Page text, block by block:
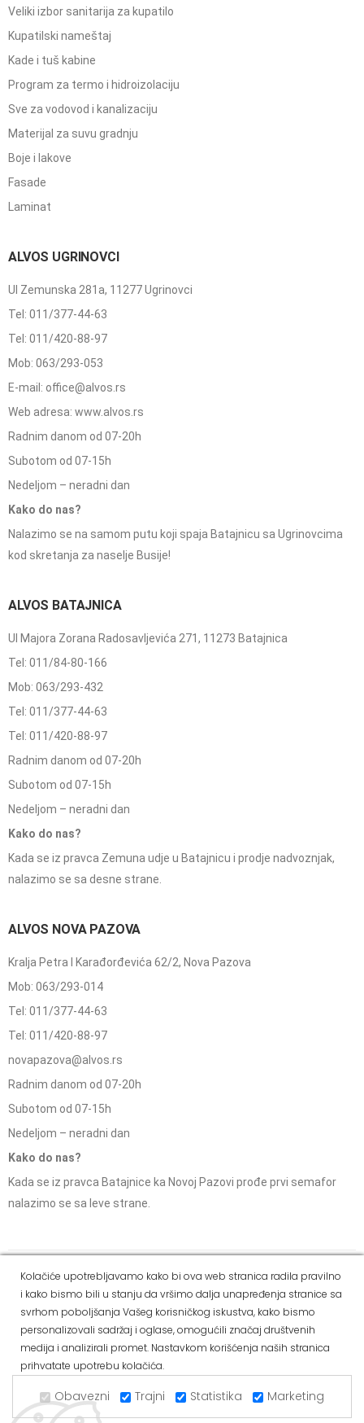
Veliki izbor sanitarija za kupatilo
Kupatilski nameštaj
Kade i tuš kabine
Program za termo i hidroizolaciju
Sve za vodovod i kanalizaciju
Materijal za suvu gradnju
Boje i lakove
Fasade
Laminat
ALVOS UGRINOVCI
Ul Zemunska 281a, 11277 Ugrinovci
Tel: 011/377-44-63
Tel: 011/420-88-97
Mob: 063/293-053
E-mail: office@alvos.rs
Web adresa: www.alvos.rs
Radnim danom od 07-20h
Subotom od 07-15h
Nedeljom – neradni dan
Kako do nas?
Nalazimo se na samom putu koji spaja Batajnicu sa Ugrinovcima
kod skretanja za naselje Busije!
ALVOS BATAJNICA
Ul Majora Zorana Radosavljevića 271, 11273 Batajnica
Tel: 011/84-80-166
Mob: 063/293-432
Tel: 011/377-44-63
Tel: 011/420-88-97
Radnim danom od 07-20h
Subotom od 07-15h
Nedeljom – neradni dan
Kako do nas?
Kada se iz pravca Zemuna udje u Batajnicu i prodje nadvoznjak,
nalazimo se sa desne strane.
ALVOS NOVA PAZOVA
Kralja Petra I Karađorđevića 62/2, Nova Pazova
Mob: 063/293-014
Tel: 011/377-44-63
Tel: 011/420-88-97
novapazova@alvos.rs
Radnim danom od 07-20h
Subotom od 07-15h
Nedeljom – neradni dan
Kako do nas?
Kada se iz pravca Batajnice ka Novoj Pazovi prođe prvi semafor
nalazimo se sa leve strane.
Copyright © 2021 Alvos. All Rights Reserved.
Izrada internet prodavnice i SEO - Web Business Solutions
Dostava i
način
plaćanja
Politika
privatnosti
Kako
kupiti
Reklamacije i pravo
na odustajanje
Social Media
Kolačiće upotrebljavamo kako bi ova web stranica radila pravilno
i kako bismo bili u stanju da vršimo dalja unapređenja stranice sa
svrhom poboljšanja Vašeg korisničkog iskustva, kako bismo
personalizovali sadržaj i oglase, omogućili značaj društvenih
medija i analizirali promet. Nastavkom korišćenja naših stranica
prihvatate upotrebu kolačića.
Obavezni Trajni Statistika Marketing